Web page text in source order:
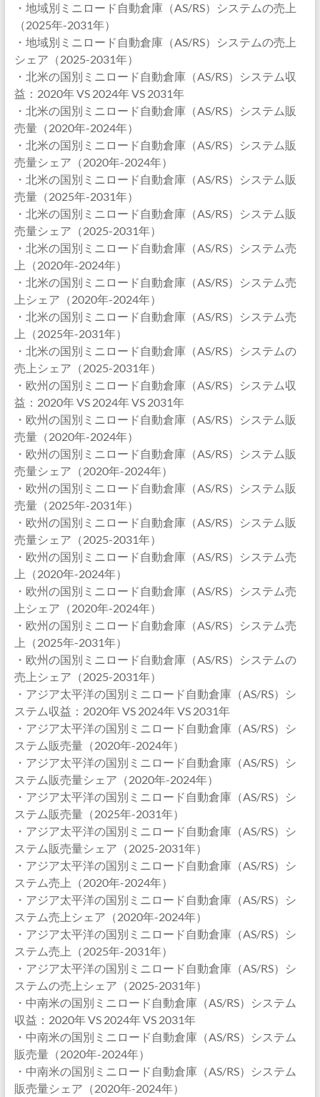
・地域別ミニロード自動倉庫（AS/RS）システムの売上
（2025年-2031年）
・地域別ミニロード自動倉庫（AS/RS）システムの売上
シェア（2025-2031年）
・北米の国別ミニロード自動倉庫（AS/RS）システム収
益：2020年 VS 2024年 VS 2031年
・北米の国別ミニロード自動倉庫（AS/RS）システム販
売量（2020年-2024年）
・北米の国別ミニロード自動倉庫（AS/RS）システム販
売量シェア（2020年-2024年）
・北米の国別ミニロード自動倉庫（AS/RS）システム販
売量（2025年-2031年）
・北米の国別ミニロード自動倉庫（AS/RS）システム販
売量シェア（2025-2031年）
・北米の国別ミニロード自動倉庫（AS/RS）システム売
上（2020年-2024年）
・北米の国別ミニロード自動倉庫（AS/RS）システム売
上シェア（2020年-2024年）
・北米の国別ミニロード自動倉庫（AS/RS）システム売
上（2025年-2031年）
・北米の国別ミニロード自動倉庫（AS/RS）システムの
売上シェア（2025-2031年）
・欧州の国別ミニロード自動倉庫（AS/RS）システム収
益：2020年 VS 2024年 VS 2031年
・欧州の国別ミニロード自動倉庫（AS/RS）システム販
売量（2020年-2024年）
・欧州の国別ミニロード自動倉庫（AS/RS）システム販
売量シェア（2020年-2024年）
・欧州の国別ミニロード自動倉庫（AS/RS）システム販
売量（2025年-2031年）
・欧州の国別ミニロード自動倉庫（AS/RS）システム販
売量シェア（2025-2031年）
・欧州の国別ミニロード自動倉庫（AS/RS）システム売
上（2020年-2024年）
・欧州の国別ミニロード自動倉庫（AS/RS）システム売
上シェア（2020年-2024年）
・欧州の国別ミニロード自動倉庫（AS/RS）システム売
上（2025年-2031年）
・欧州の国別ミニロード自動倉庫（AS/RS）システムの
売上シェア（2025-2031年）
・アジア太平洋の国別ミニロード自動倉庫（AS/RS）シ
ステム収益：2020年 VS 2024年 VS 2031年
・アジア太平洋の国別ミニロード自動倉庫（AS/RS）シ
ステム販売量（2020年-2024年）
・アジア太平洋の国別ミニロード自動倉庫（AS/RS）シ
ステム販売量シェア（2020年-2024年）
・アジア太平洋の国別ミニロード自動倉庫（AS/RS）シ
ステム販売量（2025年-2031年）
・アジア太平洋の国別ミニロード自動倉庫（AS/RS）シ
ステム販売量シェア（2025-2031年）
・アジア太平洋の国別ミニロード自動倉庫（AS/RS）シ
ステム売上（2020年-2024年）
・アジア太平洋の国別ミニロード自動倉庫（AS/RS）シ
ステム売上シェア（2020年-2024年）
・アジア太平洋の国別ミニロード自動倉庫（AS/RS）シ
ステム売上（2025年-2031年）
・アジア太平洋の国別ミニロード自動倉庫（AS/RS）シ
ステムの売上シェア（2025-2031年）
・中南米の国別ミニロード自動倉庫（AS/RS）システム
収益：2020年 VS 2024年 VS 2031年
・中南米の国別ミニロード自動倉庫（AS/RS）システム
販売量（2020年-2024年）
・中南米の国別ミニロード自動倉庫（AS/RS）システム
販売量シェア（2020年-2024年）